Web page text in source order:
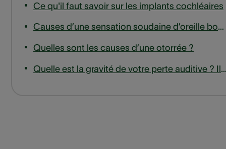
Ce qu'il faut savoir sur les implants cochléaires
Causes d’une sensation soudaine d’oreille bouchée
Quelles sont les causes d’une otorrée ?
Quelle est la gravité de votre perte auditive ? Il